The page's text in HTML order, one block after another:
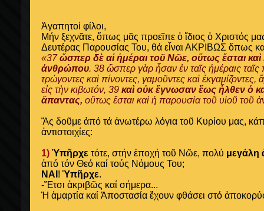
Ἀγαπητοί φίλοι,
Μήν ξεχνᾶτε, ὅπως μᾶς προεῖπε ὁ ἴδιος ὁ Χριστός
Δευτέρας Παρουσίας Του, θά εἶναι ΑΚΡΙΒΩΣ ὅπως
«37ὥσπερ δὲ αἱ ἡμέραι τοῦ Νῶε, οὕτως ἔσται
ἀνθρώπου. 38 ὥσπερ γὰρ ἦσαν ἐν ταῖς ἡμέραις
τρώγοντες καὶ πίνοντες, γαμοῦντες καὶ
εἰς τὴν κιβωτόν, 39 καὶ οὐκ ἔγνωσαν ἕως ἦλθεν ὁ
ἅπαντας, οὕτως ἔσται καὶ ἡ παρουσία τοῦ υἱοῦ τοῦ
Ἄς δοῦμε ἀπό τά ἀνωτέρω λόγια τοῦ Κυρίου μας,
ἀντιστοιχίες:
1) Ὑπῆρχε τότε, στήν ἐποχή τοῦ Νῶε, πολύ μεγάλη
ἀπό τόν Θεό καί τούς Νόμους Του;
ΝΑΙ ! Ὑπῆρχε.
-Ἔτσι ἀκριβῶς καί σήμερα...
Ἡ ἁμαρτία καί Ἀποστασία ἔχουν φθάσει στό